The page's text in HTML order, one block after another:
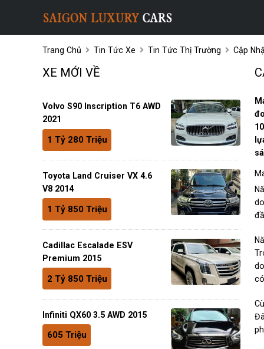
Trang Chủ Tin Tức Xe Tin Tức Thị Trường Cập
XE MỚI VỀ
Volvo S90 Inscription T6 AWD
2021
1 Tỷ 280 Triệu
Toyota Land Cruiser VX 4.6
V8 2014
1 Tỷ 850 Triệu
Cadillac Escalade ESV
Premium 2015
2 Tỷ 850 Triệu
Infiniti QX60 3.5 AWD 2015
605 Triệu